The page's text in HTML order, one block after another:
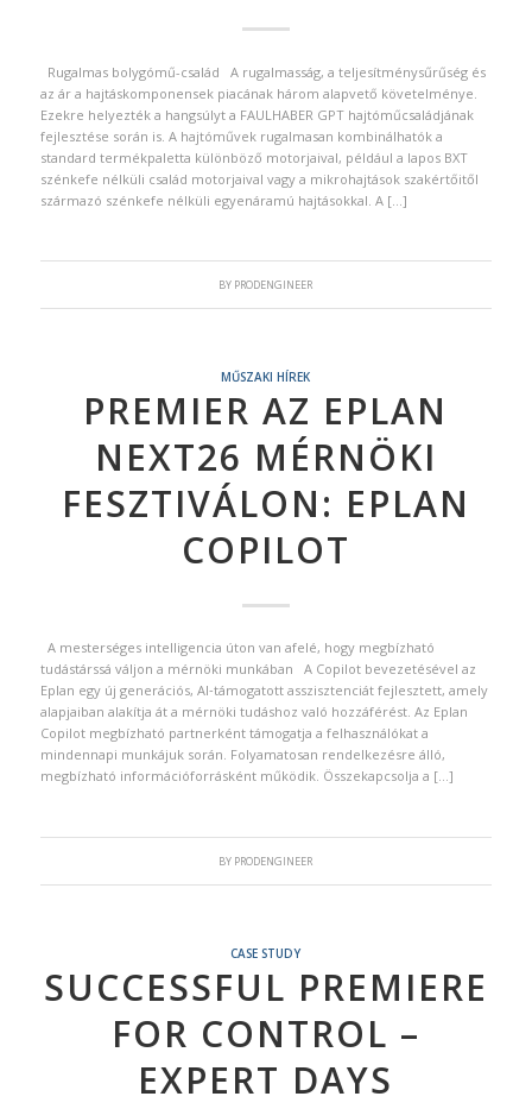
Rugalmas bolygómű-család A rugalmasság, a teljesítménysűrűség és
az ár a hajtáskomponensek piacának három alapvető követelménye.
Ezekre helyezték a hangsúlyt a FAULHABER GPT hajtóműcsaládjának
fejlesztése során is. A hajtóművek rugalmasan kombinálhatók a
standard termékpaletta különböző motorjaival, például a lapos BXT
szénkefe nélküli család motorjaival vagy a mikrohajtások szakértőitől
származó szénkefe nélküli egyenáramú hajtásokkal. A […]
BY PRODENGINEER
MŰSZAKI HÍREK
PREMIER AZ EPLAN
NEXT26 MÉRNÖKI
FESZTIVÁLON: EPLAN
COPILOT
A mesterséges intelligencia úton van afelé, hogy megbízható
tudástárssá váljon a mérnöki munkában A Copilot bevezetésével az
Eplan egy új generációs, AI‑támogatott asszisztenciát fejlesztett, amely
alapjaiban alakítja át a mérnöki tudáshoz való hozzáférést. Az Eplan
Copilot megbízható partnerként támogatja a felhasználókat a
mindennapi munkájuk során. Folyamatosan rendelkezésre álló,
megbízható információforrásként működik. Összekapcsolja a […]
BY PRODENGINEER
CASE STUDY
SUCCESSFUL PREMIERE
FOR CONTROL –
EXPERT DAYS